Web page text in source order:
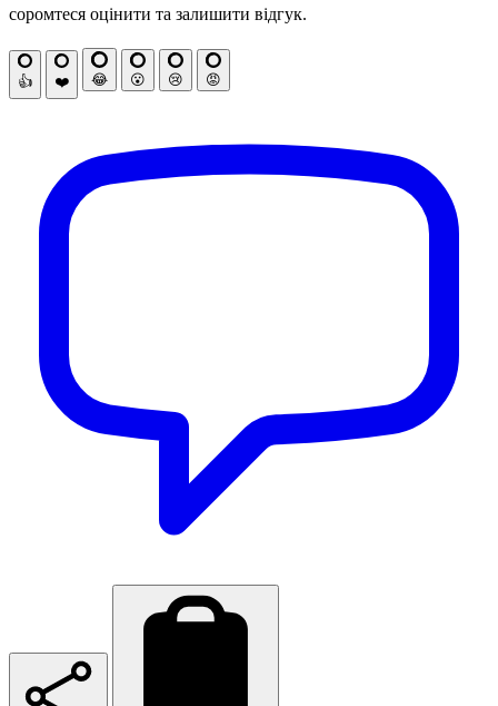
соромтеся оцінити та залишити відгук.
👍 ❤️ 😂 😮 😢 😡